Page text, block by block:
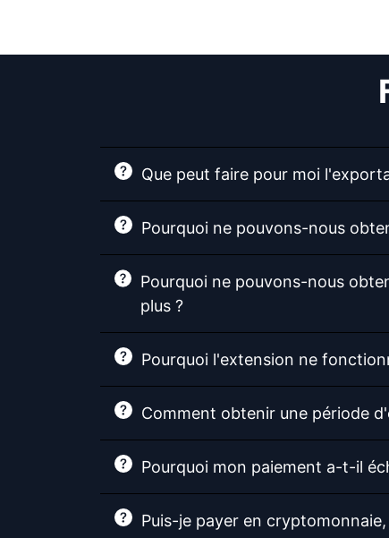
Que peut faire pour moi
Pourquoi ne pouvons-nous
Pourquoi ne pouvons-nous
plus ?
Pourquoi l'extension ne
Comment obtenir une période
Pourquoi mon paiement a-t-il
Puis-je payer en